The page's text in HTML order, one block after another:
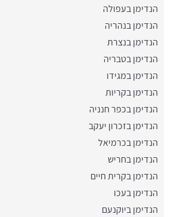
הנדימן בעפולה
הנדימן בנהריה
הנדימן בנצרת
הנדימן בטבריה
הנדימן במגידו
הנדימן בקריות
הנדימן בכפר חנניה
הנדימן בזכרון יעקב
הנדימן בכרמיאל
הנדימן בחריש
הנדימן בקרית חיים
הנדימן בעכו
הנדימן ביוקנעם